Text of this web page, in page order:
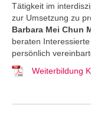
Tätigkeit im
zur Umsetzung zu
Barbara Mei Chun
beraten
persönlich
Weiterbildung